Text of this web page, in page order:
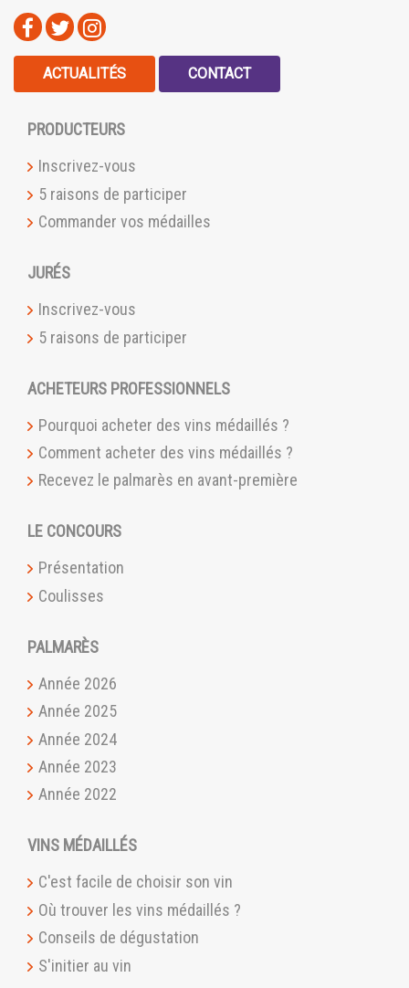
ACTUALITÉS CONTACT
PRODUCTEURS
Inscrivez-vous
5 raisons de participer
Commander vos médailles
JURÉS
Inscrivez-vous
5 raisons de participer
ACHETEURS PROFESSIONNELS
Pourquoi acheter des vins médaillés ?
Comment acheter des vins médaillés ?
Recevez le palmarès en avant-première
LE CONCOURS
Présentation
Coulisses
PALMARÈS
Année 2026
Année 2025
Année 2024
Année 2023
Année 2022
VINS MÉDAILLÉS
C'est facile de choisir son vin
Où trouver les vins médaillés ?
Conseils de dégustation
S'initier au vin